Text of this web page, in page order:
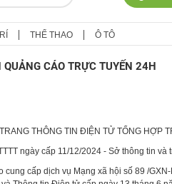
THỂ THAO Ô TÔ
QUẢNG CÁO TRỰC TUYẾN 24H
THÔNG TIN ĐIỆN TỬ TỔNG HỢP
ngày cấp 11/12/2024 - Sở thông tin và
cung cấp dịch vụ Mạng xã hội số 89 /